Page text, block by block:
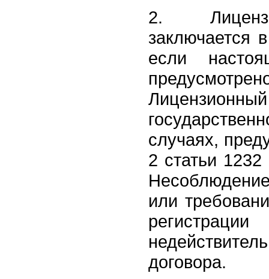
2.
заключается
если
случаях,
2 статьи
или
договора.